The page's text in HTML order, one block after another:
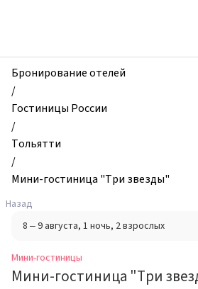
гостиницы,
Мини-
гостиница
"Три
звезды",
Тольятти,
Россия
Бронирование отелей
/
Гостиницы России
/
Тольятти
/
Мини-гостиница "Три звезды"
Назад
8 – 9 августа, 1 ночь, 2 взрослых
Мини-гостиницы
Мини-гостиница "Три